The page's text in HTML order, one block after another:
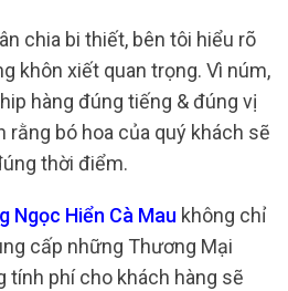
chia bi thiết, bên tôi hiểu rõ
khôn xiết quan trọng. Vì núm,
hàng đúng tiếng & đúng vị
rằng bó hoa của quý khách sẽ
thời điểm.
Ngọc Hiển Cà Mau không chỉ
cấp những Thương Mại
tính phí cho khách hàng sẽ